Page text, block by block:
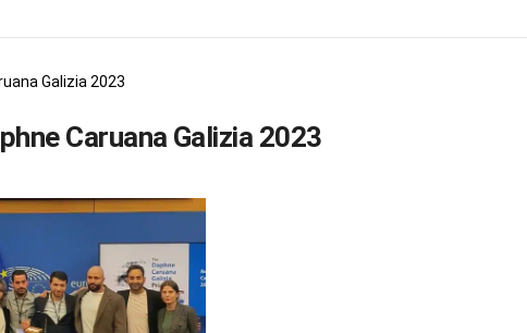
Galizia 2023
Caruana Galizia 2023